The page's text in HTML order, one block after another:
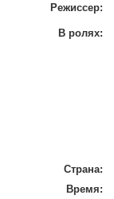
Режиссер:
В ролях:
Страна:
Время: